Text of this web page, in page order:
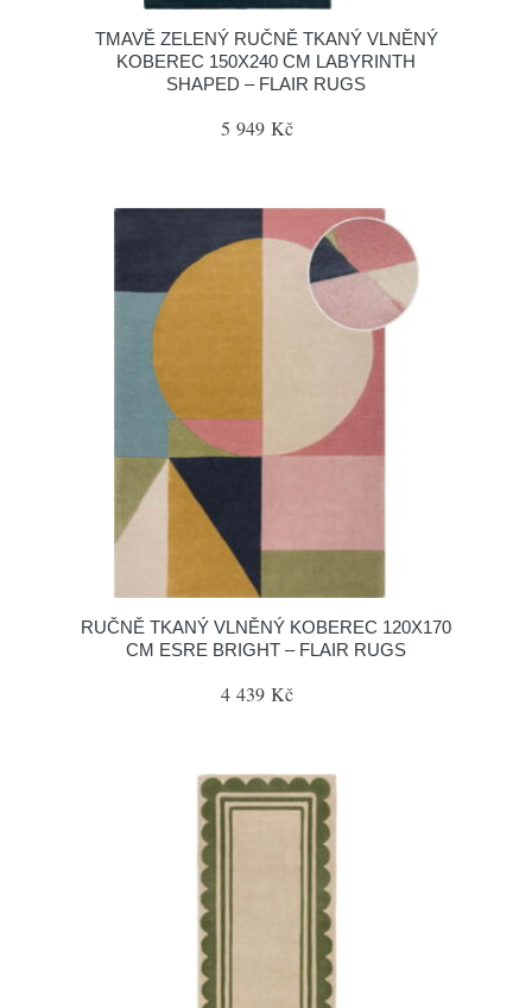
TMAVĚ ZELENÝ RUČNĚ TKANÝ VLNĚNÝ
KOBEREC 150X240 CM LABYRINTH
SHAPED – FLAIR RUGS
5 949 Kč
RUČNĚ TKANÝ VLNĚNÝ KOBEREC 120X170
CM ESRE BRIGHT – FLAIR RUGS
4 439 Kč